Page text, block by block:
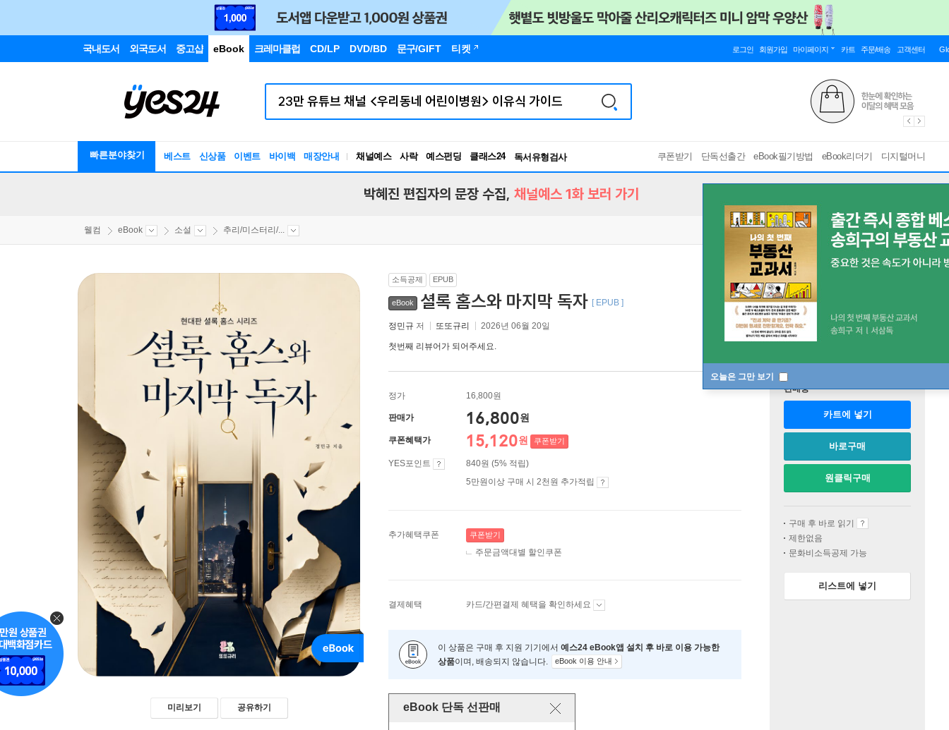
국내도서 외국도서 중고샵 eBook 크레마클럽 CD/LP DVD/BD 문구/GIFT 티켓 로그인 회원가입 마이페이지 카트 주문/배송 고객센터
빠른분야찾기 베스트 신상품 이벤트 바이백 매장안내 채널예스 사락 예스펀딩 클래스24
독서유형검사
RBTI Lab
쿠폰받기 단독선출간 eBook필기방법 eBook리더기 디지털머니
오늘은 그만 보기
박혜진 편집자의 문장 수집, 채널예스 1화 보러 가기
웰컴 eBook 소설 추리/미스터리/...
미리보기 공유하기
소득공제 EPUB
eBook 셜록 홈스와 마지막 독자 [ EPUB ]
정민규 저 또또규리 2026년 06월 20일
첫번째 리뷰어가 되어주세요.
정가 16,800원
판매가 16,800원
쿠폰혜택가 15,120원 쿠폰받기
YES포인트
840원 (5% 적립)
5만원이상 구매 시 2천원 추가적립
추가혜택쿠폰 쿠폰받기
주문금액대별 할인쿠폰
결제혜택 카드/간편결제 혜택을 확인하세요
이 상품은 구매 후 지원 기기에서 예스24 eBook앱 설치 후 바로 이용 가능한
상품이며, 배송되지 않습니다. eBook 이용 안내
eBook 단독 선판매
판매중
카트에 넣기
바로구매
원클릭구매
구매 후 바로 읽기
제한없음
문화비소득공제 가능
리스트에 넣기